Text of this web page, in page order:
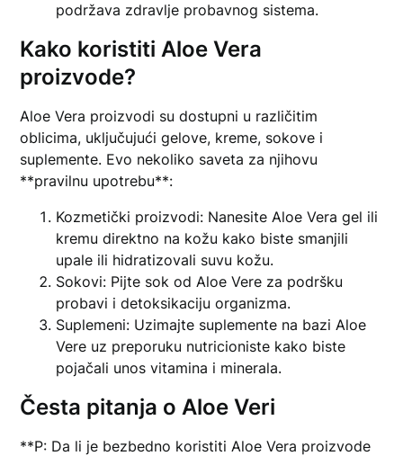
podržava zdravlje probavnog sistema.
Kako koristiti Aloe Vera
proizvode?
Aloe Vera proizvodi su dostupni u različitim
oblicima, uključujući gelove, kreme, sokove i
suplemente. Evo nekoliko saveta za njihovu
**pravilnu upotrebu**:
Kozmetički proizvodi: Nanesite Aloe Vera gel ili
kremu direktno na kožu kako biste smanjili
upale ili hidratizovali suvu kožu.
Sokovi: Pijte sok od Aloe Vere za podršku
probavi i detoksikaciju organizma.
Suplemeni: Uzimajte suplemente na bazi Aloe
Vere uz preporuku nutricioniste kako biste
pojačali unos vitamina i minerala.
Česta pitanja o Aloe Veri
**P: Da li je bezbedno koristiti Aloe Vera proizvode